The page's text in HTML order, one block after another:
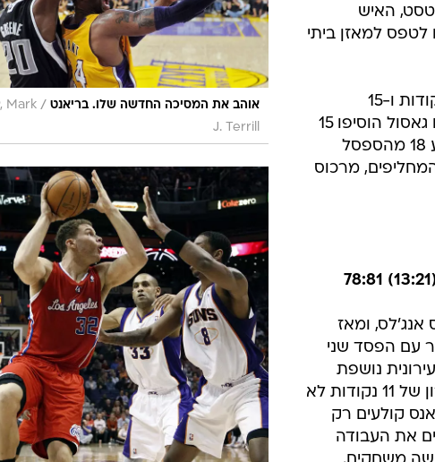
אוהב את המסיכה החדשה שלו. בריאנט /
Mark
J. Terrill
האיש
לטפס למאזן ביתי
אנדרו ביינום היה מצוין עם 19 נקודות ו-15
ריבאונדים, מטא וורלד פיס ופאו גאסול הוסיפו 15
כל אחד. פרנסיסקו גארסיה קלע 18 מהספסל
מרכוס
ומאז
עם הפסד שני
נושפת
בחוזקה בעורפם. הפעם גם יתרון של 11 נקודות לא
קולעים רק
את העבודה